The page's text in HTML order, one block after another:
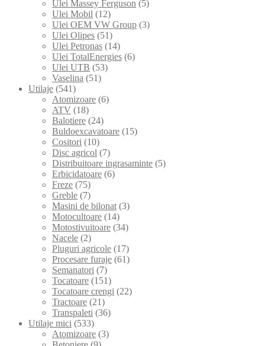
Ulei Massey Ferguson (5)
Ulei Mobil (12)
Ulei OEM VW Group (3)
Ulei Olipes (51)
Ulei Petronas (14)
Ulei TotalEnergies (6)
Ulei UTB (53)
Vaselina (51)
Utilaje (541)
Atomizoare (6)
ATV (18)
Balotiere (24)
Buldoexcavatoare (15)
Cositori (10)
Disc agricol (7)
Distribuitoare ingrasaminte (5)
Erbicidatoare (6)
Freze (75)
Greble (7)
Masini de bilonat (3)
Motocultoare (14)
Motostivuitoare (34)
Nacele (2)
Pluguri agricole (17)
Procesare furaje (61)
Semanatori (7)
Tocatoare (151)
Tocatoare crengi (22)
Tractoare (21)
Transpaleti (36)
Utilaje mici (533)
Atomizoare (3)